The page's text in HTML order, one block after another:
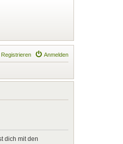
Anmelden
Registrieren
dich mit den